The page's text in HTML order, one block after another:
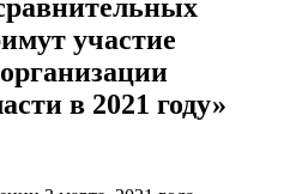
участие
в 2021 году»